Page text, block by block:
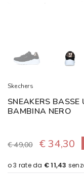
Skechers
SNEAKERS BASSE
BAMBINA NERO
€ 49,00 € 34,30